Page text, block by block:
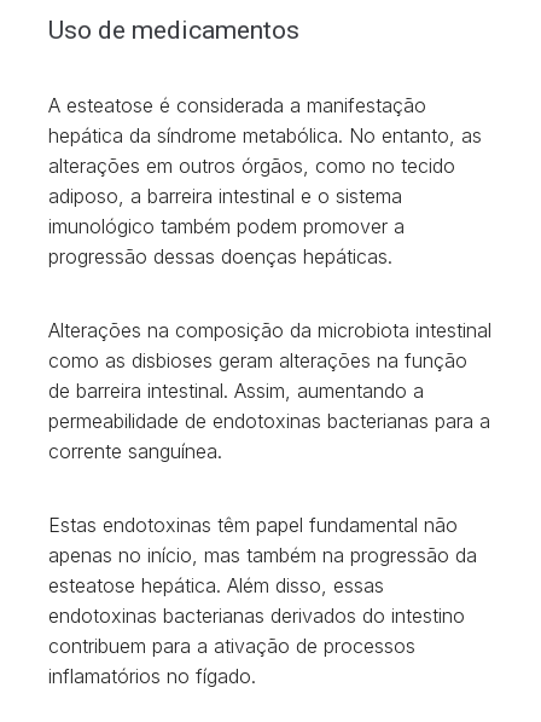
Uso de medicamentos
A esteatose é considerada a manifestação
hepática da síndrome metabólica. No entanto, as
alterações em outros órgãos, como no tecido
adiposo, a barreira intestinal e o sistema
imunológico também podem promover a
progressão dessas doenças hepáticas.
Alterações na composição da microbiota intestinal
como as disbioses geram alterações na função
de barreira intestinal. Assim, aumentando a
permeabilidade de endotoxinas bacterianas para a
corrente sanguínea.
Estas endotoxinas têm papel fundamental não
apenas no início, mas também na progressão da
esteatose hepática. Além disso, essas
endotoxinas bacterianas derivados do intestino
contribuem para a ativação de processos
inflamatórios no fígado.